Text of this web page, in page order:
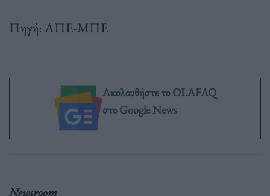
Πηγή: ΑΠΕ-ΜΠΕ
Ακολουθήστε το OLAFAQ
στο Google News
Newsroom